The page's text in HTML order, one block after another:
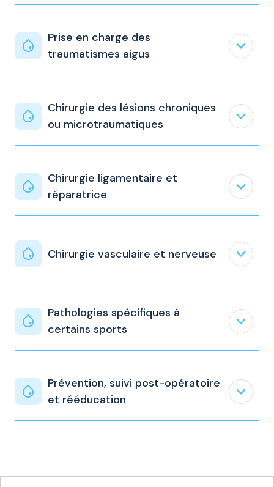
Prise en charge des
traumatismes aigus
expand_less
Chirurgie des lésions chroniques
ou microtraumatiques
expand_less
Chirurgie ligamentaire et
réparatrice
expand_less
Chirurgie vasculaire et nerveuse expand_less
Pathologies spécifiques à
certains sports
expand_less
Prévention, suivi post-opératoire
et rééducation
expand_less